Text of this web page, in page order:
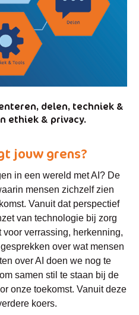
delen, techniek &
ethiek & privacy.
jouw grens?
in een wereld met AI? De
mensen zichzelf zien
Vanuit dat perspectief
van technologie bij zorg
verrassing, herkenning,
over wat mensen
over AI doen we nog te
samen stil te staan bij de
onze toekomst. Vanuit deze
koers.